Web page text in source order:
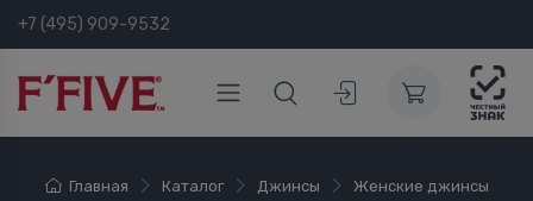
+7 (495) 909-9532
Главная Каталог Джинсы Женские джинсы